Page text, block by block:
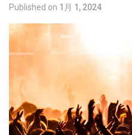
Published on 1月 1, 2024